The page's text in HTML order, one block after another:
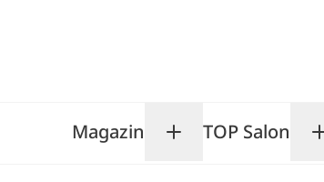
Magazin Toggle Magazin
TOP Salon